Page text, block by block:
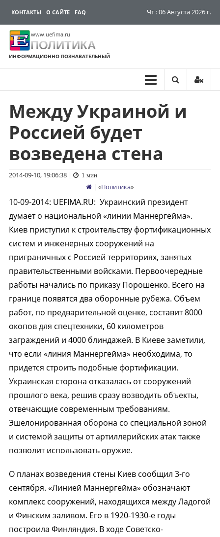
КОНТАКТЫ О САЙТЕ FAQ Чт : 06 Августа 2026 г.
www.uefima.ru
ПОЛИТИКА
ИНФОРМАЦИОННО ПОЗНАВАТЕЛЬНЫЙ
Перейти
содержимому
Между Украиной и
Россией будет
возведена стена
2014-09-10, 19:06:38| 1 мин
| «Политика»
10-09-2014: UEFIMA.RU: Украинский президент
думает о национальной «линии Маннергейма».
Киев приступил к строительству фортификационных
систем и инженерных сооружений на
приграничных с Россией территориях, занятых
правительственными войсками. Первоочередные
работы начались по приказу Порошенко. Всего на
границе появятся два оборонные рубежа. Объем
работ, по предварительной оценке, составит 8000
окопов для спецтехники, 60 километров
заграждений и 4000 блиндажей. В Киеве заметили,
что если «линия Маннергейма» необходима, то
придется строить подобные фортификации.
Украинская сторона отказалась от сооружений
прошлого века, решив сразу возводить объекты,
отвечающие современным требованиям.
Эшелонированная оборона со специальной зоной
и системой защиты от артиллерийских атак также
позволит использовать оружие.
О планах возведения стены Киев сообщил 3-го
сентября. «Линией Маннергейма» обозначают
комплекс сооружений, находящихся между Ладогой
и Финским заливом. Его в 1920-1930-е годы
построила Финляндия. В ходе Советско-